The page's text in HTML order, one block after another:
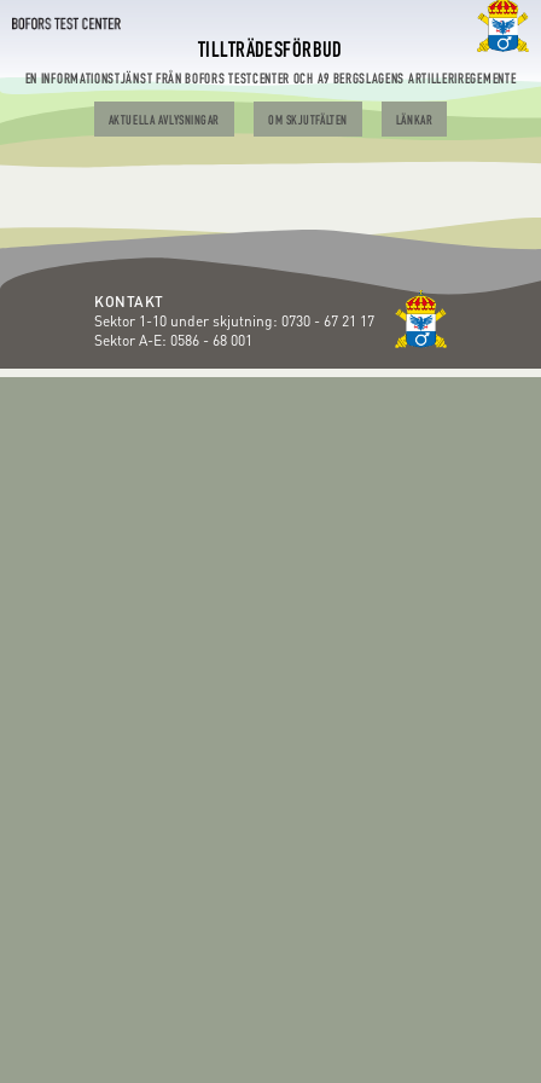
TILLTRÄDESFÖRBUD
EN INFORMATIONSTJÄNST FRÅN BOFORS TESTCENTER OCH A9 BERGSLAGENS ARTILLERIREGEMENTE
AKTUELLA AVLYSNINGAR OM SKJUTFÄLTEN LÄNKAR
KONTAKT
Sektor 1-10 under skjutning: 0730 - 67 21 17
Sektor A-E: 0586 - 68 001